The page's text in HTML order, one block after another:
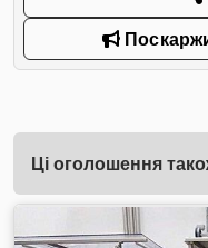
Ці оголошення